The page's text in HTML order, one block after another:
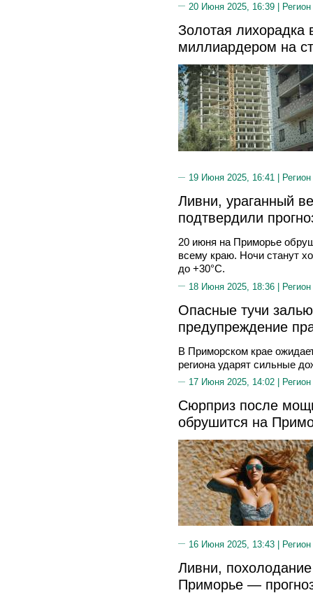
20 Июня 2025, 16:39 |
Золотая лихорадка
миллиардером на
19 Июня 2025, 16:41 |
Ливни, ураганный
подтвердили
20 июня на Приморье
всему краю. Ночи станут
до +30°C.
18 Июня 2025, 18:36 |
Опасные тучи
предупреждение
В Приморском крае
региона ударят сильные
17 Июня 2025, 14:02 |
Сюрприз после
обрушится на
16 Июня 2025, 13:43 |
Ливни,
Приморье —